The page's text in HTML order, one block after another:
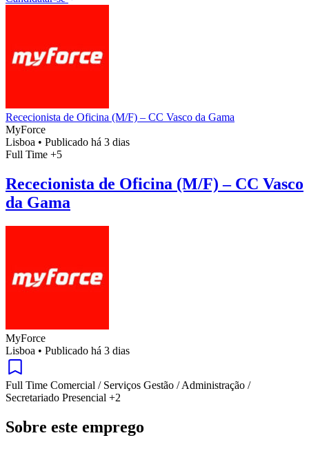
Rececionista de Oficina (M/F) – CC Vasco da Gama
MyForce
Lisboa • Publicado há 3 dias
Full Time +5
Rececionista de Oficina (M/F) – CC Vasco
da Gama
MyForce
Lisboa • Publicado há 3 dias
Full Time Comercial / Serviços Gestão / Administração /
Secretariado Presencial +2
Sobre este emprego